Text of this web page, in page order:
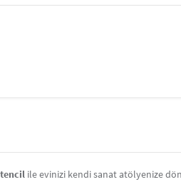
ile evinizi kendi sanat atölyenize